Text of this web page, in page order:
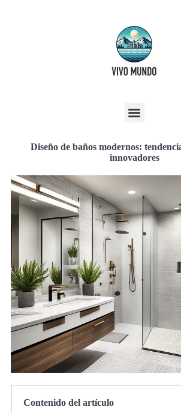
Diseño de baños modernos:
innovadores
Contenido del artículo